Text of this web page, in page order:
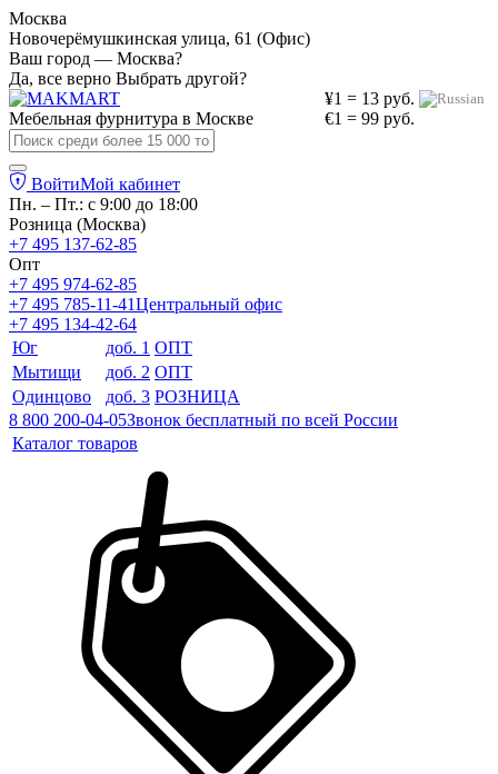
Москва
Новочерёмушкинская улица, 61 (Офис)
Ваш город — Москва?
Да, все верно Выбрать другой?
¥1 = 13 руб.
€1 = 99 руб.
Мебельная фурнитура в Москве
ВойтиМой кабинет
Пн. – Пт.: с 9:00 до 18:00
Розница (Москва)
+7 495 137-62-85
Опт
+7 495 974-62-85
+7 495 785-11-41Центральный офис
+7 495 134-42-64
Юг
доб. 1 ОПТ
Мытищи
доб. 2 ОПТ
Одинцово
доб. 3 РОЗНИЦА
8 800 200-04-05Звонок бесплатный по всей России
Каталог товаров